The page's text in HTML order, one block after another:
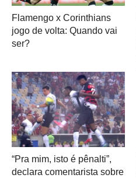
Flamengo x Corinthians
jogo de volta: Quando vai
ser?
“Pra mim, isto é pênalti”,
declara comentarista sobre